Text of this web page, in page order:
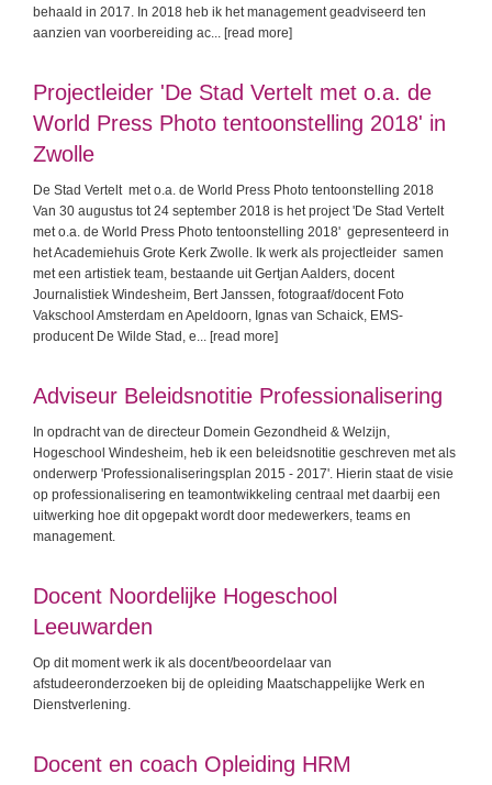
behaald in 2017. In 2018 heb ik het management geadviseerd ten
aanzien van voorbereiding ac... [read more]
Projectleider 'De Stad Vertelt met o.a. de
World Press Photo tentoonstelling 2018' in
Zwolle
De Stad Vertelt met o.a. de World Press Photo tentoonstelling 2018
Van 30 augustus tot 24 september 2018 is het project 'De Stad Vertelt
met o.a. de World Press Photo tentoonstelling 2018' gepresenteerd in
het Academiehuis Grote Kerk Zwolle. Ik werk als projectleider samen
met een artistiek team, bestaande uit Gertjan Aalders, docent
Journalistiek Windesheim, Bert Janssen, fotograaf/docent Foto
Vakschool Amsterdam en Apeldoorn, Ignas van Schaick, EMS-
producent De Wilde Stad, e... [read more]
Adviseur Beleidsnotitie Professionalisering
In opdracht van de directeur Domein Gezondheid & Welzijn,
Hogeschool Windesheim, heb ik een beleidsnotitie geschreven met als
onderwerp 'Professionaliseringsplan 2015 - 2017'. Hierin staat de visie
op professionalisering en teamontwikkeling centraal met daarbij een
uitwerking hoe dit opgepakt wordt door medewerkers, teams en
management.
Docent Noordelijke Hogeschool
Leeuwarden
Op dit moment werk ik als docent/beoordelaar van
afstudeeronderzoeken bij de opleiding Maatschappelijke Werk en
Dienstverlening.
Docent en coach Opleiding HRM